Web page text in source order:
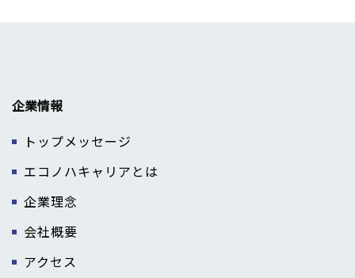
企業情報
トップメッセージ
エコノハキャリアとは
企業理念
会社概要
アクセス